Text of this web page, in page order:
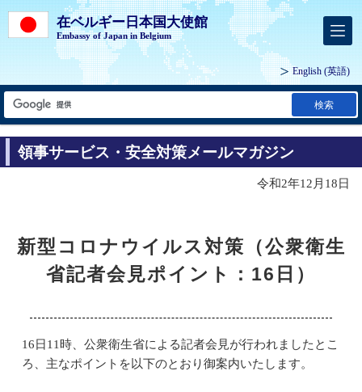
在ベルギー日本国大使館
Embassy of Japan in Belgium
English (英語)
検索
領事サービス・安全対策メールマガジン
令和2年12月18日
新型コロナウイルス対策（公衆衛生
省記者会見ポイント：16日）
16日11時、公衆衛生省による記者会見が行われましたとこ
ろ、主なポイントを以下のとおり御案内いたします。